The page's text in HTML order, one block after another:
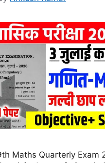
Maths Quarterly Exam